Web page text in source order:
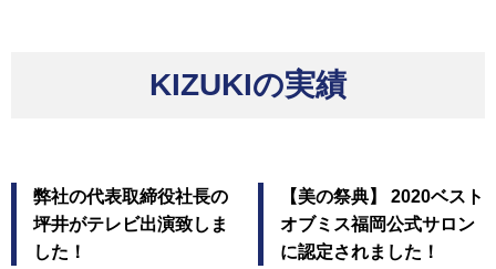
KIZUKIの実績
弊社の代表取締役社長の
坪井がテレビ出演致しま
した！
【美の祭典】 2020ベスト
オブミス福岡公式サロン
に認定されました！